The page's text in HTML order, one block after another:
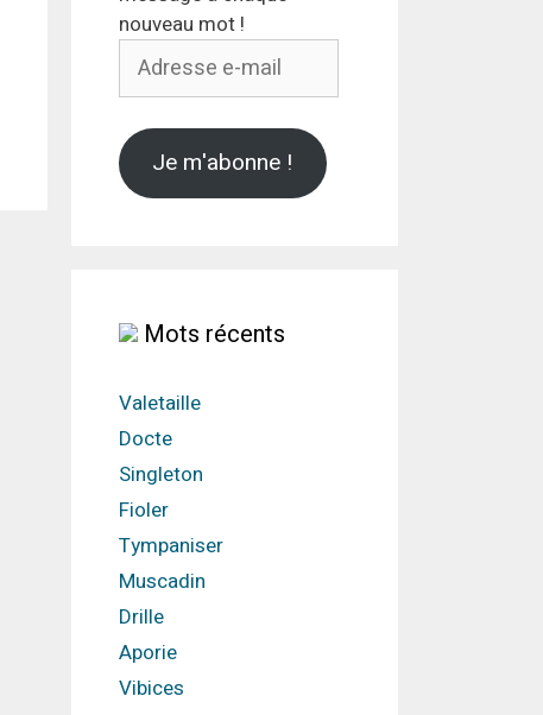
nouveau mot !
Adresse
Je m'abonne !
Mots récents
Valetaille
Docte
Singleton
Fioler
Tympaniser
Muscadin
Drille
Aporie
Vibices